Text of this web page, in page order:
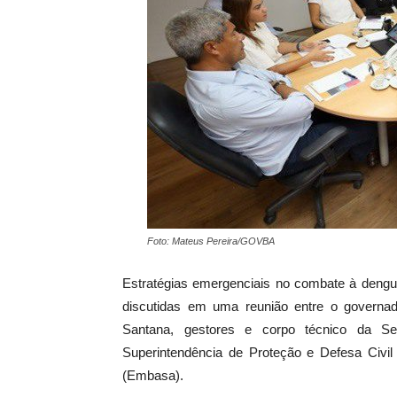
Foto: Mateus Pereira/GOVBA
Estratégias emergenciais no combate à
discutidas em uma reunião entre o
Santana, gestores e corpo técnico da
Superintendência de Proteção e Defesa
(Embasa).